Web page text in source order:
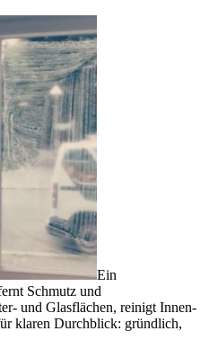
Ein
Schmutz und
und Glasflächen, reinigt Innen-
klaren Durchblick: gründlich,